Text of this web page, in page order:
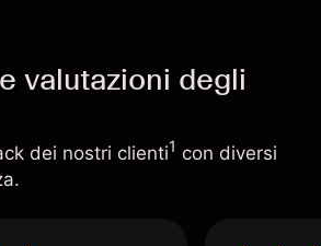
valutazioni degli
dei nostri clienti1 con diversi